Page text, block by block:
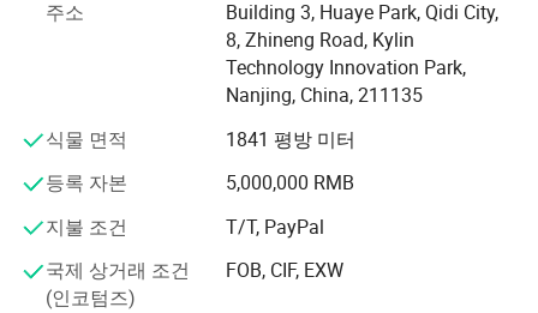
단 기술의 장점, 풍부한 산업 경험, 그리고 풍부한 시장 가시
성을 바탕으로 미국, 대만 및 본토에서 IC 설계, 제조, 포장
및 테스트 분야의 최고 전문 제조업체와 해외 전략적 협력
관계를 수립했습니다. 이 회사는 고급 설계 및 제조 기술을
통해 제품과 기술을 최고 수준으로 보장하고 제품의 일관
성, 신뢰성 및 안정성을 보장합니다.
제품에는 AH 시리즈 단극 홀 스위치 IC, AH 시리즈 양극성
홀 IC, AH 시리즈 래치 홀 스위치 IC, AH 시리즈 선형 홀 IC,
WG 시리즈 제로 전력 소비 자기 센서 등이 포함됩니다
주소
Building 3, Huaye Park, Qidi City,
8, Zhineng Road, Kylin
Technology Innovation Park,
Nanjing, China, 211135
식물 면적
1841 평방 미터
등록 자본
5,000,000 RMB
지불 조건
T/T, PayPal
국제 상거래 조건
(인코텀즈)
FOB, CIF, EXW